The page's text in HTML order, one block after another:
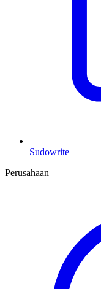
Sudowrite
Perusahaan